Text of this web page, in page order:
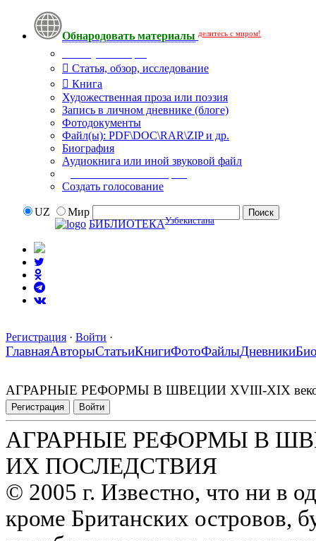
Обнародовать материалы делитесь с миром!
Статья, обзор, исследование
Книга
Художественная проза или поэзия
Запись в личном дневнике (блоге)
Фотодокументы
Файл(ы): PDF\DOC\RAR\ZIP и др.
Биография
Аудиокнига или иной звуковой файл
Создать голосование
UZ
Мир
БИБЛИОТЕКАУзбекистана
Регистрация · Войти ·
ГлавнаяАвторыСтатьиКнигиФотоФайлыДневники
АГРАРНЫЕ РЕФОРМЫ В ШВЕЦИИ XVIII-XIX
Регистрация Войти
АГРАРНЫЕ РЕФОРМЫ В
ИХ ПОСЛЕДСТВИЯ
© 2005 г. Известно, что ни в
кроме Британских островов,